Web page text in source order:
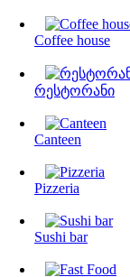
Coffee house
რესტორანი
Canteen
Pizzeria
Sushi bar